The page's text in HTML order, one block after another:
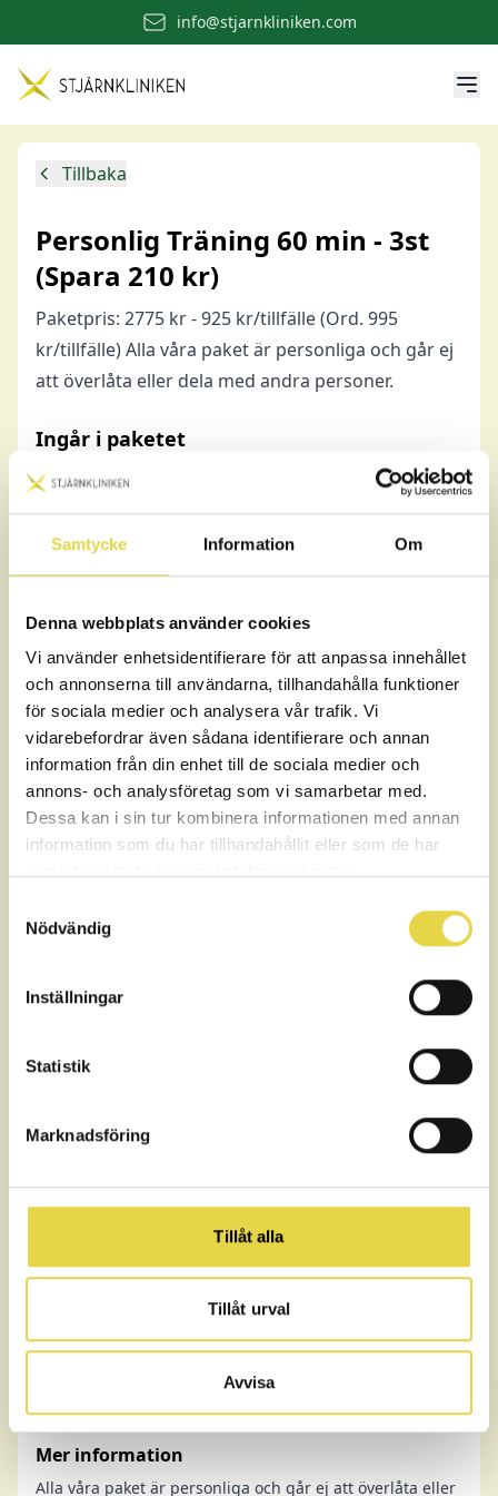
Samtycke Information Om
Denna webbplats använder cookies
Vi använder enhetsidentifierare för att anpassa innehållet
och annonserna till användarna, tillhandahålla funktioner
för sociala medier och analysera vår trafik. Vi
vidarebefordrar även sådana identifierare och annan
information från din enhet till de sociala medier och
annons- och analysföretag som vi samarbetar med.
Dessa kan i sin tur kombinera informationen med annan
information som du har tillhandahållit eller som de har
Nödvändig
Inställningar
Statistik
Marknadsföring
Tillåt alla
Tillåt urval
Avvisa
info@stjarnkliniken.com
Tillbaka
Personlig Träning 60 min - 3st
(Spara 210 kr)
Paketpris: 2775 kr - 925 kr/tillfälle (Ord. 995
kr/tillfälle) Alla våra paket är personliga och går ej
att överlåta eller dela med andra personer.
Ingår i paketet
Personlig Träning 60 min (ord. 995 kr/st)
Ordinarie värde: 2 985 kr
Paketpris: 2 775 kr
betala direkt med kort, Swish eller bankkonto samt dela
upp din betalning.
Du måste logga in för att kunna genomföra
köp hos oss.
Logga in för att köpa
Logga in med SMS istället
Mer information
Alla våra paket är personliga och går ej att överlåta eller